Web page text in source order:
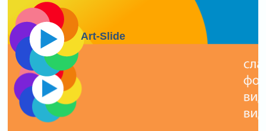
Art-Slide